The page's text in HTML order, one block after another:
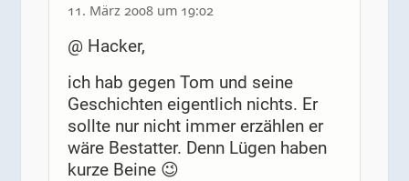
11. März 2008 um 19:02
@ Hacker,
ich hab gegen Tom und seine
Geschichten eigentlich nichts. Er
sollte nur nicht immer erzählen er
wäre Bestatter. Denn Lügen haben
kurze Beine 😉